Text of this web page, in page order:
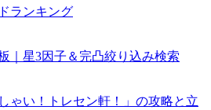
ランキング
｜星3因子＆完凸絞り込み検索
ゃい！トレセン軒！」の攻略と立